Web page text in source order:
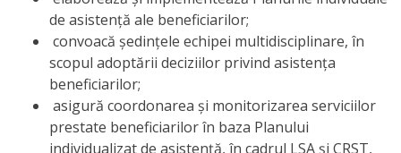
de asistență ale beneficiarilor;
convoacă ședințele echipei multidisciplinare, în
scopul adoptării deciziilor privind asistența
beneficiarilor;
asigură coordonarea și monitorizarea serviciilor
prestate beneficiarilor în baza Planului
individualizat de asistență, în cadrul LSA și CRST,